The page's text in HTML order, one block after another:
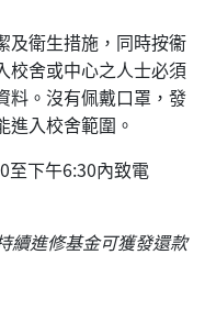
及衛生措施，同時按衞
校舍或中心之人士必須
料。沒有佩戴口罩，發
入校舍範圍。
至下午6:30內致電
續進修基金可獲發還款